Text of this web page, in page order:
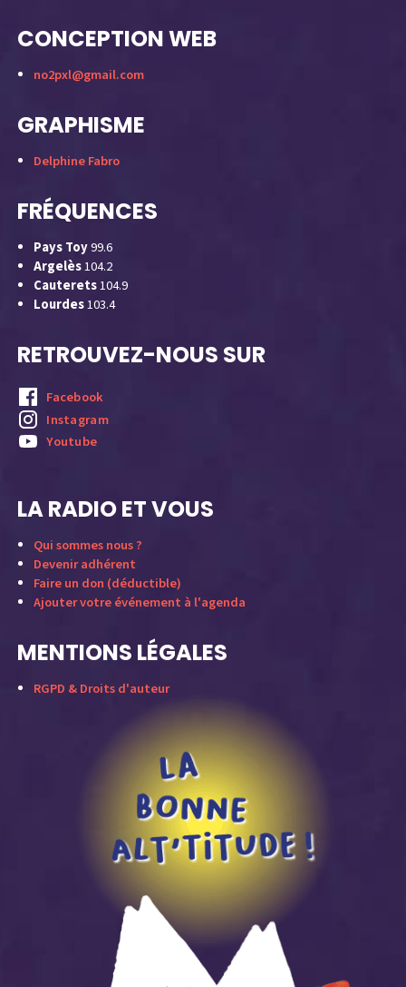
CONCEPTION WEB
no2pxl@gmail.com
GRAPHISME
Delphine Fabro
FRÉQUENCES
Pays Toy99.6
Argelès104.2
Cauterets104.9
Lourdes103.4
RETROUVEZ-NOUS SUR
Facebook
Instagram
Youtube
LA RADIO ET VOUS
Qui sommes nous ?
Devenir adhérent
Faire un don (déductible)
Ajouter votre événement à l'agenda
MENTIONS LÉGALES
RGPD & Droits d'auteur